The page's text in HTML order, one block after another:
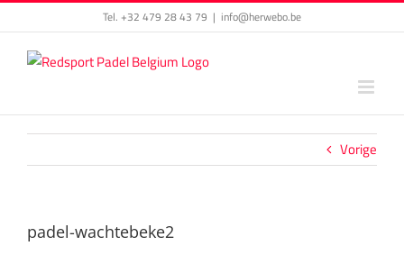
to
content
Tel. +32 479 28 43 79 | info@herwebo.be
Vorige
padel-wachtebeke2